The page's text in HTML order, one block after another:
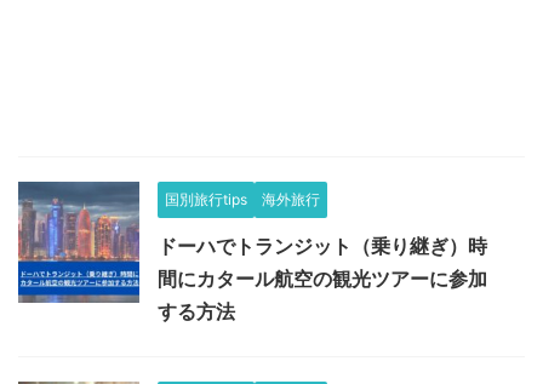
国別旅行tips 海外旅行
ドーハでトランジット（乗り継ぎ）時
間にカタール航空の観光ツアーに参加
する方法